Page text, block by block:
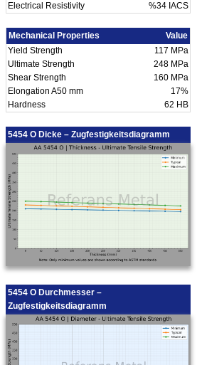
Electrical Resistivity
%34 IACS
Mechanical Properties
Value
Yield Strength
117 MPa
Ultimate Strength
248 MPa
Shear Strength
160 MPa
Elongation A50 mm
17%
Hardness
62 HB
5454 O Dicke – Zugfestigkeitsdiagramm
5454 O Durchmesser –
Zugfestigkeitsdiagramm